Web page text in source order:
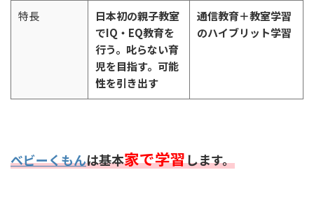
特長
日本初の親子教室
でIQ・EQ教育を
行う。叱らない育
児を目指す。可能
性を引き出す
通信教育＋教室学習
のハイブリット学習
ベビーくもんは基本家で学習します。